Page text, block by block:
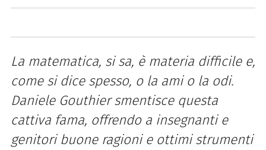
La matematica, si sa, è materia difficile e,
come si dice spesso, o la ami o la odi.
Daniele Gouthier smentisce questa
cattiva fama, offrendo a insegnanti e
genitori buone ragioni e ottimi strumenti